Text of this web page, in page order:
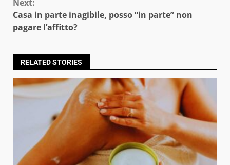
Next:
Casa in parte inagibile, posso “in parte” non
pagare l’affitto?
RELATED STORIES